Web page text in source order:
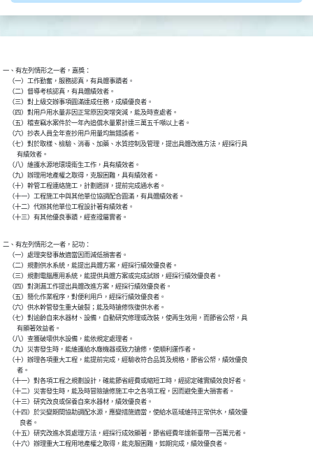
一、有左列情形之一者，嘉獎：
    （一）工作勤奮，服務認真，有具體事蹟者。
    （二）督導考核認真，有具體績效者。
    （三）對上級交辦事項圓滿達成任務，成績優良者。
    （四）對用戶用水量非因正常原因突增突減，能及時查處者。
    （五）稽查竊水案件於一年內追償水量累計達三萬五千噸以上者。
    （六）抄表人員全年查抄用戶用量均無錯誤者。
    （七）對於取樣、檢驗、消毒、加藥、水質控制及管理，提出具體改進方法，經採行具
          有績效者。
    （八）維護水源地環境衛生工作，具有績效者。
    （九）辦理用地產權之取得，克服困難，具有績效者。
    （十）幹管工程連絡施工，計劃週詳，提前完成通水者。
    （十一）工程施工中與其他單位協調配合圓滿，有具體績效者。
    （十二）代辦其他單位工程設計著有績效者。
二、有左列情形之一者，記功：
    （一）處理突發事故適當因而減低損害者。
    （二）規劃供水系統，能提出具體方案，經採行績效優良者。
    （三）規劃電腦應用系統，能提供具體方案或完成試辦，經採行績效優良者。
    （四）對測漏工作提出具體改進方案，經採行績效優良者。
    （五）簡化作業程序，對便利用戶，經採行績效優良者。
    （六）供水幹管發生重大破裂；能及時搶修恢復供水者。
    （七）對逾齡自來水器材、設備，自動研究修理或改裝，使再生效用，而節省公帑，具
          有顯著效益者。
    （八）查獲破壞供水設備，能依規定處理者。
    （九）災害發生時，能維護給水廠機器或致力搶修，使順利運作者。
    （十）辦理各項重大工程，能提前完成，經驗收符合品質及規格，節省公帑，績效優良
          者。
    （十一）對各項工程之規劃設計，確能節省經費或縮短工時，經認定確實績效良好者。
    （十二）災害發生時，能及時冒險搶修施工中之各項工程，因而避免重大損害者。
    （十三）研究改良或保養自來水器材，績效優良者。
    （十四）於災變期間協助調配水源，應變措施適當，使給水區域維持正常供水，績效優
            良者。
    （十五）研究改進水質處理方法，經採行成效顯著，節省經費年達新臺幣一百萬元者。
    （十六）辦理重大工程用地產權之取得，能克服困難，如期完成，績效優良者。